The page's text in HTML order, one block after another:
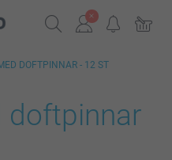
DOFTPINNAR - 12 ST
doftpinnar